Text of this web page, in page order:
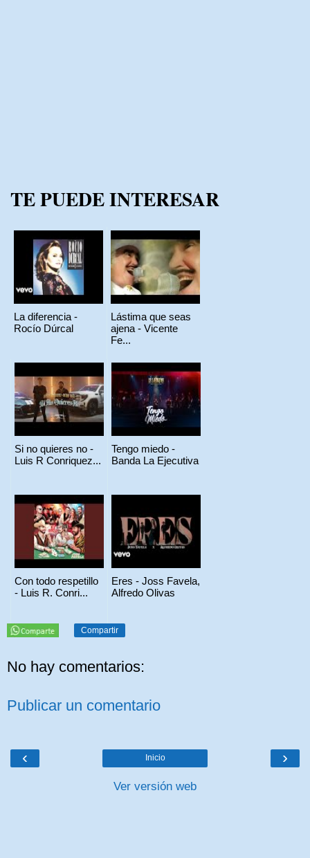
TE PUEDE INTERESAR
La diferencia -
Rocío Dúrcal
Lástima que seas
ajena - Vicente
Fe...
Si no quieres no -
Luis R Conriquez...
Tengo miedo -
Banda La Ejecutiva
Con todo respetillo
- Luis R. Conri...
Eres - Joss Favela,
Alfredo Olivas
Compartir
No hay comentarios:
Publicar un comentario
‹ ›
Inicio
Ver versión web